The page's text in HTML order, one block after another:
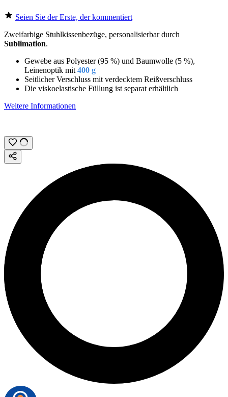
Seien Sie der Erste, der kommentiert
Zweifarbige Stuhlkissenbezüge, personalisierbar durch
Sublimation.
Gewebe aus Polyester (95 %) und Baumwolle (5 %),
Leinenoptik mit 400 g
Seitlicher Verschluss mit verdecktem Reißverschluss
Die viskoelastische Füllung ist separat erhältlich
Weitere Informationen